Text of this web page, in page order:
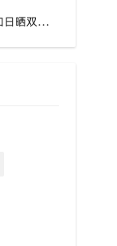
“白斑夏天可以游泳吗？” 池水刺激加日晒双重考验，泉州中科白癜风医院告知白癜风人群游泳防护要点